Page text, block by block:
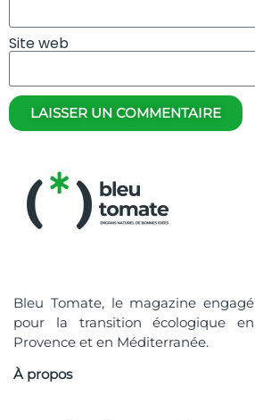
Site web
LAISSER UN COMMENTAIRE
Bleu Tomate, le magazine engagé
pour la transition écologique en
Provence et en Méditerranée.
À propos